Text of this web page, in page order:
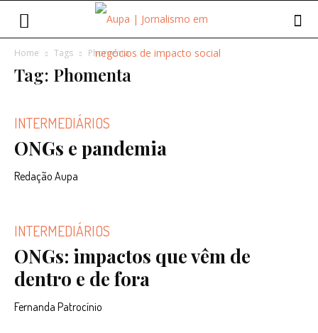
Home Tags Phomenta
Tag: Phomenta
INTERMEDIÁRIOS
ONGs e pandemia
Redação Aupa
INTERMEDIÁRIOS
ONGs: impactos que vêm de
dentro e de fora
Fernanda Patrocínio